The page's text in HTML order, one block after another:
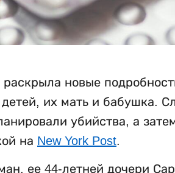
новые
детей, их мать и бабушка.
убийства, а
на New York Post.
ее 44-летней дочери